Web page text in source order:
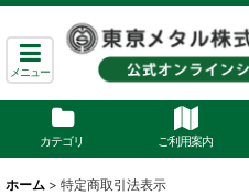
メニュー
カテゴリ ご利用案内
ホーム > 特定商取引法表示